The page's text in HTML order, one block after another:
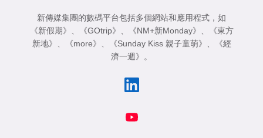
新傳媒集團的數碼平台包括多個網站和應用程式，如
《新假期》
《GOtrip》 《NM+新Monday》
《東方
新地》
《more》 《Sunday Kiss 親子童萌》
《經
濟一週》
。